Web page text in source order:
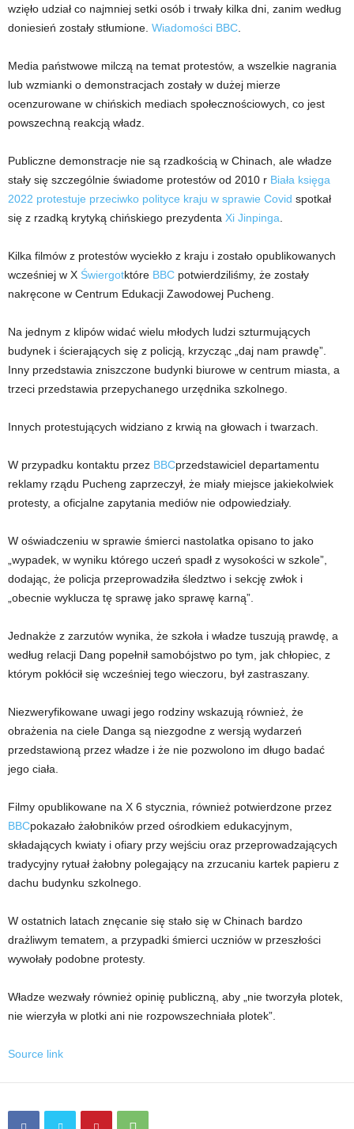
wzięło udział co najmniej setki osób i trwały kilka dni, zanim według
doniesień zostały stłumione. Wiadomości BBC
Media państwowe milczą na temat protestów, a wszelkie nagrania
lub wzmianki o demonstracjach zostały w dużej mierze
ocenzurowane w chińskich mediach społecznościowych, co jest
powszechną reakcją władz.
Publiczne demonstracje nie są rzadkością w Chinach, ale władze
stały się szczególnie świadome protestów od 2010 r Biała księga
2022 protestuje przeciwko polityce kraju w sprawie Covid spotkał
się z rzadką krytyką chińskiego prezydenta Xi Jinpinga
Kilka filmów z protestów wyciekło z kraju i zostało opublikowanych
wcześniej w X Świergotktóre BBC potwierdziliśmy, że zostały
nakręcone w Centrum Edukacji Zawodowej Pucheng.
Na jednym z klipów widać wielu młodych ludzi szturmujących
budynek i ścierających się z policją, krzycząc „daj nam prawdę”.
Inny przedstawia zniszczone budynki biurowe w centrum miasta, a
trzeci przedstawia przepychanego urzędnika szkolnego.
Innych protestujących widziano z krwią na głowach i twarzach.
W przypadku kontaktu przez BBCprzedstawiciel departamentu
reklamy rządu Pucheng zaprzeczył, że miały miejsce jakiekolwiek
protesty, a oficjalne zapytania mediów nie odpowiedziały.
W oświadczeniu w sprawie śmierci nastolatka opisano to jako
„wypadek, w wyniku którego uczeń spadł z wysokości w szkole”,
dodając, że policja przeprowadziła śledztwo i sekcję zwłok i
„obecnie wyklucza tę sprawę jako sprawę karną”.
Jednakże z zarzutów wynika, że ​​szkoła i władze tuszują prawdę, a
według relacji Dang popełnił samobójstwo po tym, jak chłopiec, z
którym pokłócił się wcześniej tego wieczoru, był zastraszany.
Niezweryfikowane uwagi jego rodziny wskazują również, że
obrażenia na ciele Danga są niezgodne z wersją wydarzeń
przedstawioną przez władze i że nie pozwolono im długo badać
jego ciała.
Filmy opublikowane na X 6 stycznia, również potwierdzone przez
BBCpokazało żałobników przed ośrodkiem edukacyjnym,
składających kwiaty i ofiary przy wejściu oraz przeprowadzających
tradycyjny rytuał żałobny polegający na zrzucaniu kartek papieru z
dachu budynku szkolnego.
W ostatnich latach znęcanie się stało się w Chinach bardzo
drażliwym tematem, a przypadki śmierci uczniów w przeszłości
wywołały podobne protesty.
Władze wezwały również opinię publiczną, aby „nie tworzyła plotek,
nie wierzyła w plotki ani nie rozpowszechniała plotek”.
Source link